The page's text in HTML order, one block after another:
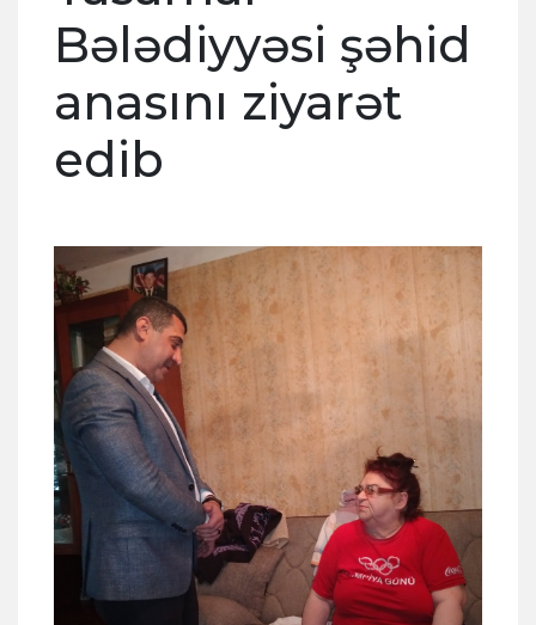
Bələdiyyəsi şəhid
anasını ziyarət
edib